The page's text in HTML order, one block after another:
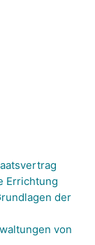
Errichtung
der
von